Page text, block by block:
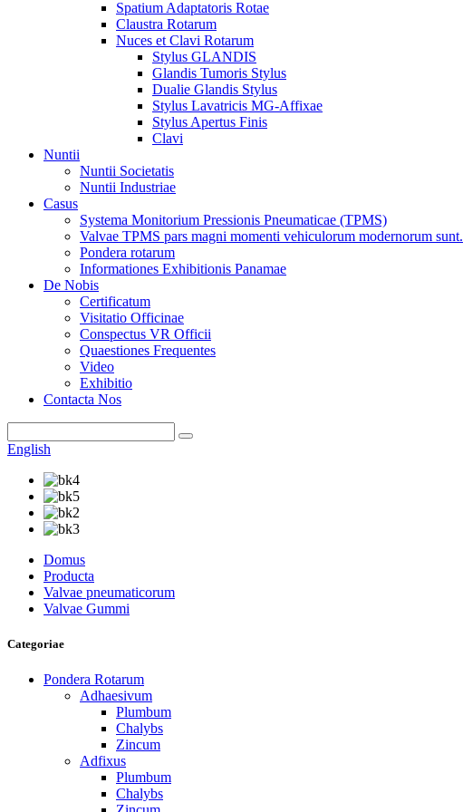
Spatium Adaptatoris Rotae
Claustra Rotarum
Nuces et Clavi Rotarum
Stylus GLANDIS
Glandis Tumoris Stylus
Dualie Glandis Stylus
Stylus Lavatricis MG-Affixae
Stylus Apertus Finis
Clavi
Nuntii
Nuntii Societatis
Nuntii Industriae
Casus
Systema Monitorium Pressionis Pneumaticae (TPMS)
Valvae TPMS pars magni momenti vehiculorum modernorum sunt.
Pondera rotarum
Informationes Exhibitionis Panamae
De Nobis
Certificatum
Visitatio Officinae
Conspectus VR Officii
Quaestiones Frequentes
Video
Exhibitio
Contacta Nos
English
Domus
Producta
Valvae pneumaticorum
Valvae Gummi
Categoriae
Pondera Rotarum
Adhaesivum
Plumbum
Chalybs
Zincum
Adfixus
Plumbum
Chalybs